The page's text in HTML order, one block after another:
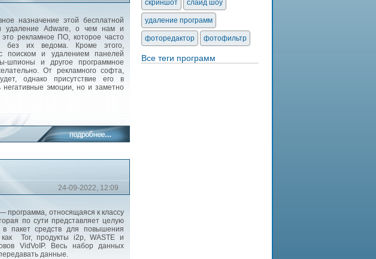
назначение этой бесплатной
удаление Adware, о чем нам и
рекламное ПО, которое часто
без их ведома. Кроме этого,
поиском и удалением панелей
шпионы и другое программное
От рекламного софта,
однако присутствие его в
эмоции, но и заметно
24-09-2022, 12:09
программа, относящаяся к классу
по сути представляет целую
пакет средств для повышения
как Tor, продукты i2p, WASTE и
VidVoIP. Весь набор данных
данные.
скриншот слайд шоу
удаление программ
фоторедактор фотофильтр
Все теги программ